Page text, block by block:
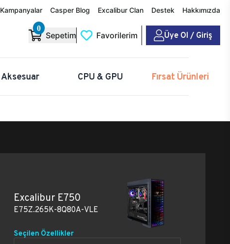
Kampanyalar Casper Blog Excalibur Clan Destek Hakkımızda
0
Sepetim Favorilerim Üye Ol / Giriş
Aksesuar CPU & GPU Fırsat Ürünleri
Excalibur E750
E75Z.265K-8Q80A-VLE
Seçilen Özellikler